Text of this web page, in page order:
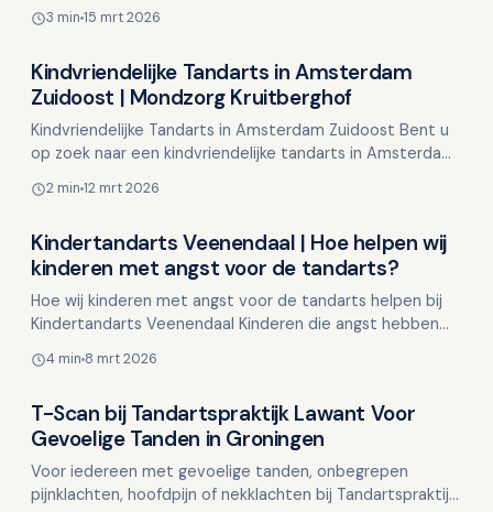
3 min 15 mrt 2026
Overig nieuws
Kindvriendelijke Tandarts in Amsterdam
Zuidoost | Mondzorg Kruitberghof
Kindvriendelijke Tandarts in Amsterdam Zuidoost Bent u
op zoek naar een kindvriendelijke tandarts in Amsterdam
2 min 12 mrt 2026
Overig nieuws
Kindertandarts Veenendaal | Hoe helpen wij
kinderen met angst voor de tandarts?
Hoe wij kinderen met angst voor de tandarts helpen bij
Kindertandarts Veenendaal Kinderen die angst hebben
4 min 8 mrt 2026
Overig nieuws
T-Scan bij Tandartspraktijk Lawant Voor
Gevoelige Tanden in Groningen
Voor iedereen met gevoelige tanden, onbegrepen
pijnklachten, hoofdpijn of nekklachten bij Tandartspraktijk